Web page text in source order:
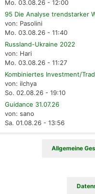
Mo. 03.08.26 - 12:00
95 Die Analyse trendstarker
von: Pasolini
Mo. 03.08.26 - 11:40
Russland-Ukraine 2022
von: Hari
Mo. 03.08.26 - 11:27
Kombiniertes Investment/
von: ilchya
So. 02.08.26 - 19:10
Guidance 31.07.26
von: sano
Sa. 01.08.26 - 13:56
Allgemeine